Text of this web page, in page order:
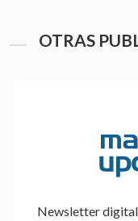
OTRAS
Newsletter digital